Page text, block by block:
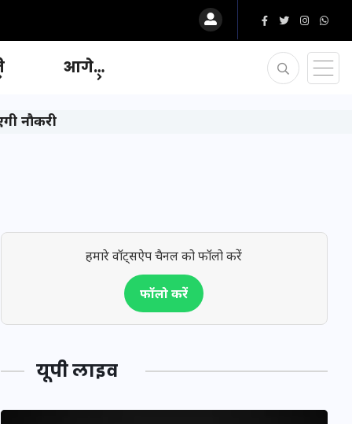
आगे…
नौकरी
हमारे वॉट्सऐप चैनल को फॉलो करें
फॉलो करें
यूपी लाइव